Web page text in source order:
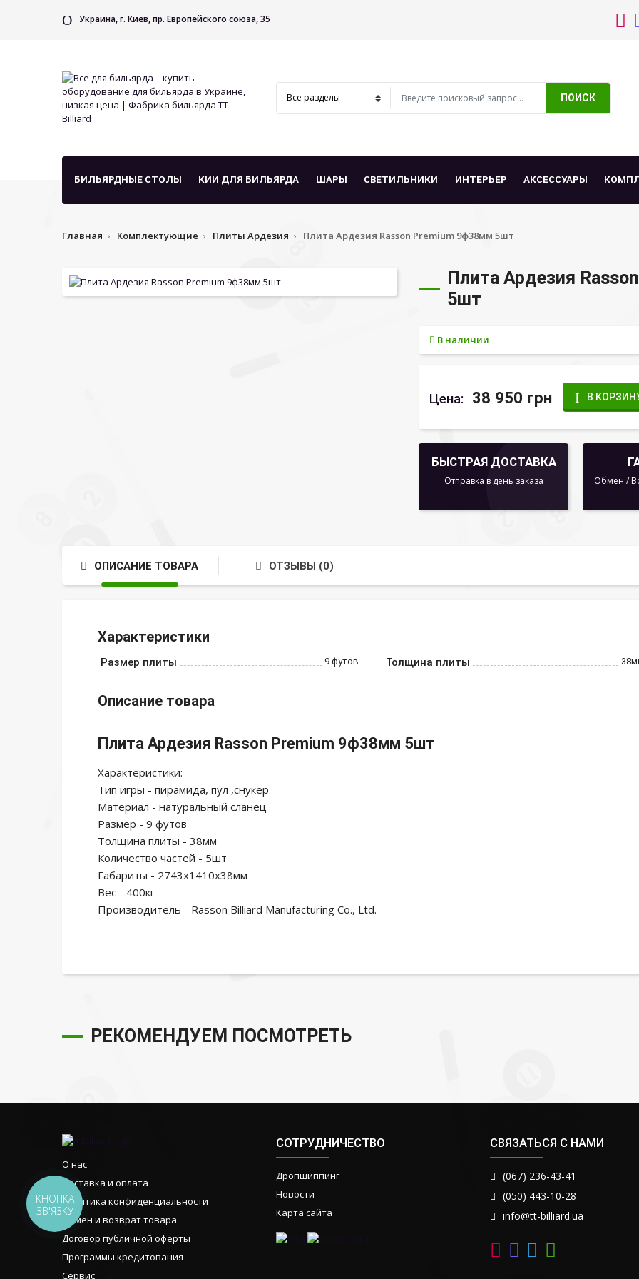
Украина, г. Киев, пр. Европейского союза, 35
ПОИСК
БИЛЬЯРДНЫЕ СТОЛЫ КИИ ДЛЯ БИЛЬЯРДА ШАРЫ СВЕТИЛЬНИКИ ИНТЕРЬЕР АКСЕССУАРЫ
Главная Комплектующие Плиты Ардезия Плита Ардезия Rasson Premium 9ф38мм 5шт
Плита Ардезия
5шт
В наличии
Цена: 38 950 грн В
БЫСТРАЯ ДОСТАВКА
Отправка в день заказа Обмен /
ОПИСАНИЕ ТОВАРА ОТЗЫВЫ (0)
Характеристики
Размер плиты 9 футов Толщина плиты
Описание товара
Плита Ардезия Rasson Premium 9ф38мм 5шт
Характеристики:
Тип игры - пирамида, пул ,снукер
Материал - натуральный сланец
Размер - 9 футов
Толщина плиты - 38мм
Количество частей - 5шт
Габариты - 2743х1410х38мм
Вес - 400кг
Производитель - Rasson Billiard Manufacturing Co., Ltd.
РЕКОМЕНДУЕМ ПОСМОТРЕТЬ
О нас
Доставка и оплата
Политика конфиденциальности
Обмен и возврат товара
Договор публичной оферты
Программы кредитования
Сервис
СОТРУДНИЧЕСТВО
Дропшиппинг
Новости
Карта сайта
СВЯЗАТЬСЯ С НАМИ
(067) 236-43-41
(050) 443-10-28
info@tt-billiard.ua
КНОПКА
ЗВ'ЯЗКУ